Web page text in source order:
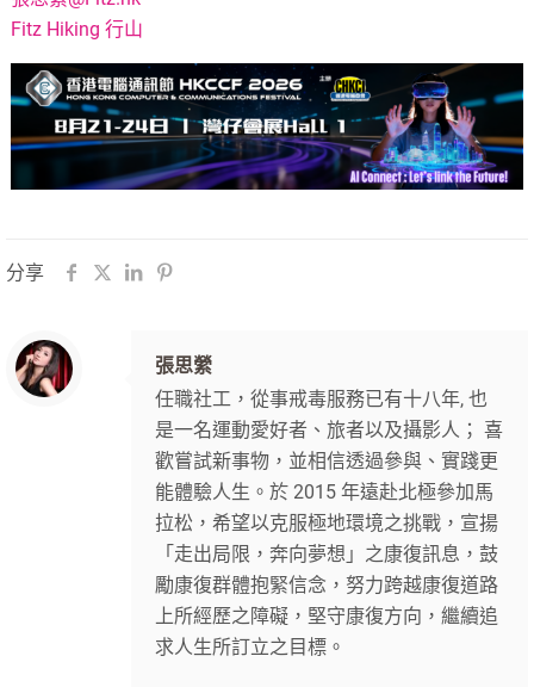
Fitz Hiking 行山
分享
張思縈
任職社工，從事戒毒服務已有十八年, 也
是一名運動愛好者、旅者以及攝影人； 喜
歡嘗試新事物，並相信透過參與、實踐更
能體驗人生。於 2015 年遠赴北極參加馬
拉松，希望以克服極地環境之挑戰，宣揚
「走出局限，奔向夢想」之康復訊息，鼓
勵康復群體抱緊信念，努力跨越康復道路
上所經歷之障礙，堅守康復方向，繼續追
求人生所訂立之目標。